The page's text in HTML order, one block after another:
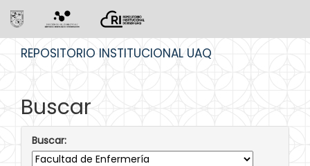
REPOSITORIO INSTITUCIONAL UAQ
Buscar
Buscar: